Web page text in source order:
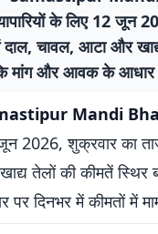
के लिए 12 जून
चावल, आटा और
मांग और आवक के आधार
Mandi
2026, शुक्रवार का
तेलों की कीमतें स्थिर
पर दिनभर में कीमतों में